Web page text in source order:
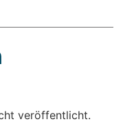
veröffentlicht.